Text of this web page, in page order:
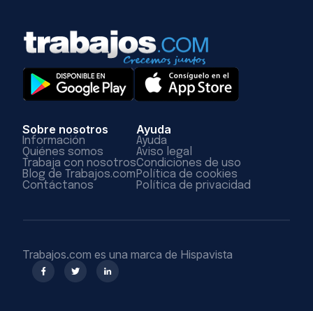
Sobre nosotros
Información
Quiénes somos
Trabaja con nosotros
Blog de Trabajos.com
Contáctanos
Ayuda
Ayuda
Aviso legal
Condiciones de uso
Política de cookies
Política de privacidad
Trabajos.com es una marca de Hispavista